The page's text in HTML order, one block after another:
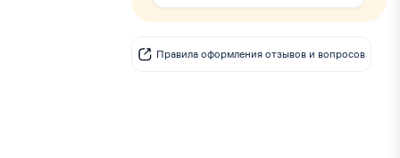
Правила оформления отзывов и вопросов